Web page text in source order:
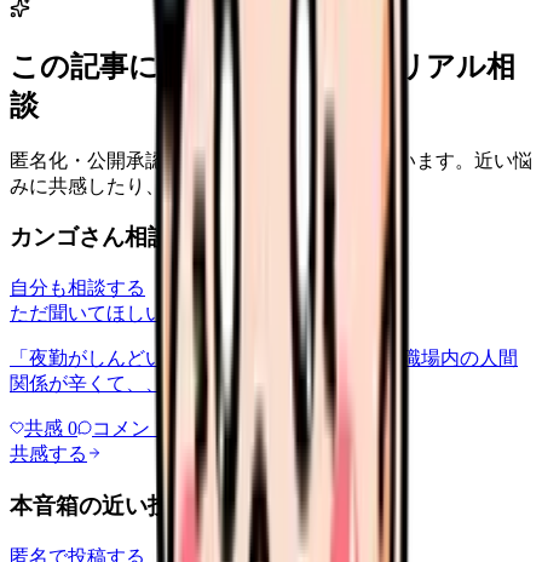
この記事に近い看護師さんのリアル相
談
匿名化・公開承認済みの本音だけを表示しています。近い悩
みに共感したり、自分の状況を投稿できます。
カンゴさん相談室から共有された相談
自分も相談する
ただ聞いてほしい
2026/6/13
「夜勤がしんどい」について相談したいです 職場内の人間
関係が辛くて、、、
共感 0 コメント
共感する
本音箱の近い投稿
匿名で投稿する